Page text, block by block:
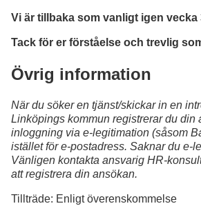
Vi är tillbaka som vanligt igen vecka
Tack för er förståelse och trevlig
Övrig information
När du söker en tjänst/skickar in en
Linköpings kommun registrerar du din
inloggning via e-legitimation (såsom
istället för e-postadress. Saknar du e-
Vänligen kontakta ansvarig HR-
att registrera din ansökan.
Tillträde: Enligt överenskommelse